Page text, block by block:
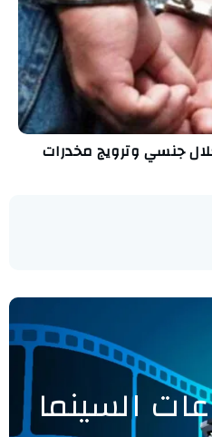
جنسي وترويج مخدرات
السينما